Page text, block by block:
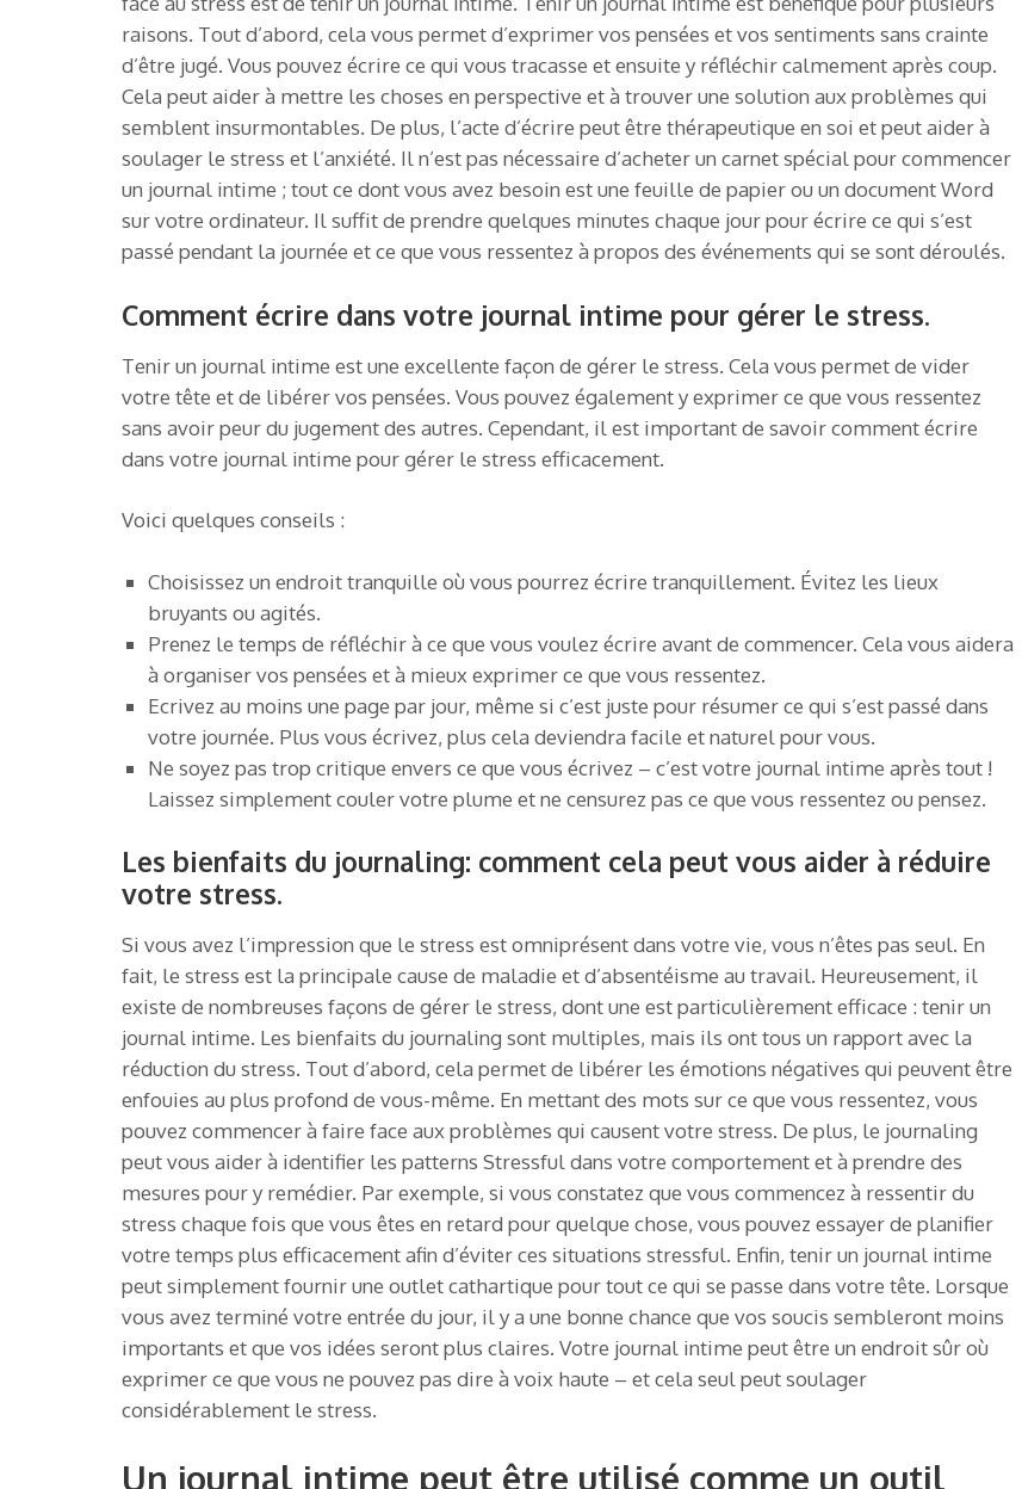
raisons. Tout d’abord, cela vous permet d’exprimer vos pensées et vos sentiments sans crainte
d’être jugé. Vous pouvez écrire ce qui vous tracasse et ensuite y réfléchir calmement après coup.
Cela peut aider à mettre les choses en perspective et à trouver une solution aux problèmes qui
semblent insurmontables. De plus, l’acte d’écrire peut être thérapeutique en soi et peut aider à
soulager le stress et l’anxiété. Il n’est pas nécessaire d’acheter un carnet spécial pour commencer
un journal intime ; tout ce dont vous avez besoin est une feuille de papier ou un document Word
sur votre ordinateur. Il suffit de prendre quelques minutes chaque jour pour écrire ce qui s’est
passé pendant la journée et ce que vous ressentez à propos des événements qui se sont déroulés.
Comment écrire dans votre journal intime pour gérer le stress.
Tenir un journal intime est une excellente façon de gérer le stress. Cela vous permet de vider
votre tête et de libérer vos pensées. Vous pouvez également y exprimer ce que vous ressentez
sans avoir peur du jugement des autres. Cependant, il est important de savoir comment écrire
dans votre journal intime pour gérer le stress efficacement.
Voici quelques conseils :
Choisissez un endroit tranquille où vous pourrez écrire tranquillement. Évitez les lieux
bruyants ou agités.
Prenez le temps de réfléchir à ce que vous voulez écrire avant de commencer. Cela vous aidera
à organiser vos pensées et à mieux exprimer ce que vous ressentez.
Ecrivez au moins une page par jour, même si c’est juste pour résumer ce qui s’est passé dans
votre journée. Plus vous écrivez, plus cela deviendra facile et naturel pour vous.
Ne soyez pas trop critique envers ce que vous écrivez – c’est votre journal intime après tout !
Laissez simplement couler votre plume et ne censurez pas ce que vous ressentez ou pensez.
Les bienfaits du journaling: comment cela peut vous aider à réduire
votre stress.
Si vous avez l’impression que le stress est omniprésent dans votre vie, vous n’êtes pas seul. En
fait, le stress est la principale cause de maladie et d’absentéisme au travail. Heureusement, il
existe de nombreuses façons de gérer le stress, dont une est particulièrement efficace : tenir un
journal intime. Les bienfaits du journaling sont multiples, mais ils ont tous un rapport avec la
réduction du stress. Tout d’abord, cela permet de libérer les émotions négatives qui peuvent être
enfouies au plus profond de vous-même. En mettant des mots sur ce que vous ressentez, vous
pouvez commencer à faire face aux problèmes qui causent votre stress. De plus, le journaling
peut vous aider à identifier les patterns Stressful dans votre comportement et à prendre des
mesures pour y remédier. Par exemple, si vous constatez que vous commencez à ressentir du
stress chaque fois que vous êtes en retard pour quelque chose, vous pouvez essayer de planifier
votre temps plus efficacement afin d’éviter ces situations stressful. Enfin, tenir un journal intime
peut simplement fournir une outlet cathartique pour tout ce qui se passe dans votre tête. Lorsque
vous avez terminé votre entrée du jour, il y a une bonne chance que vos soucis sembleront moins
importants et que vos idées seront plus claires. Votre journal intime peut être un endroit sûr où
exprimer ce que vous ne pouvez pas dire à voix haute – et cela seul peut soulager
considérablement le stress.
Un journal intime peut être utilisé comme un outil